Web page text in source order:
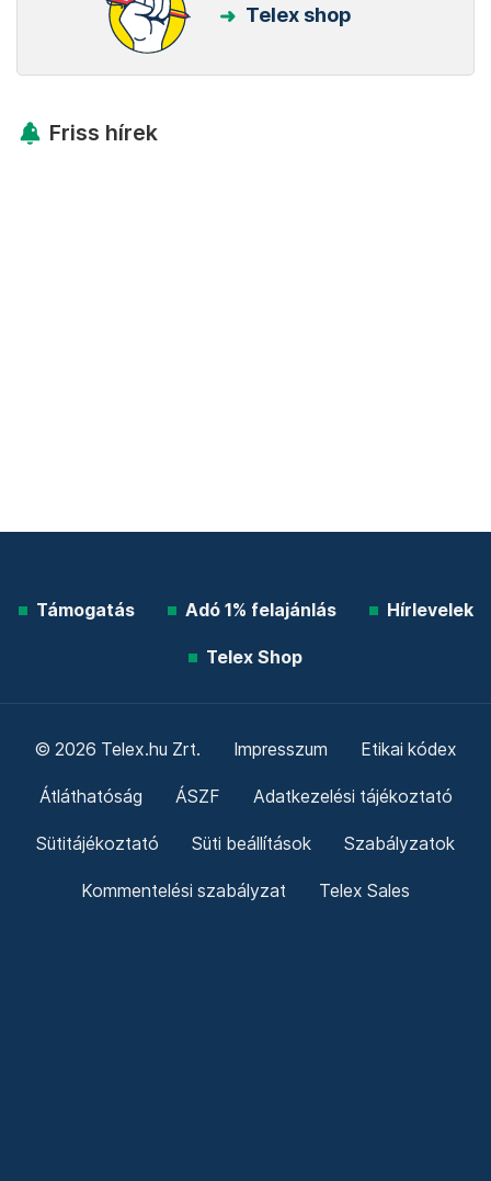
Telex shop
Friss hírek
Támogatás Adó 1% felajánlás Hírlevelek
Telex Shop
© 2026 Telex.hu Zrt. Impresszum Etikai kódex
Átláthatóság ÁSZF Adatkezelési tájékoztató
Sütitájékoztató Süti beállítások Szabályzatok
Kommentelési szabályzat Telex Sales